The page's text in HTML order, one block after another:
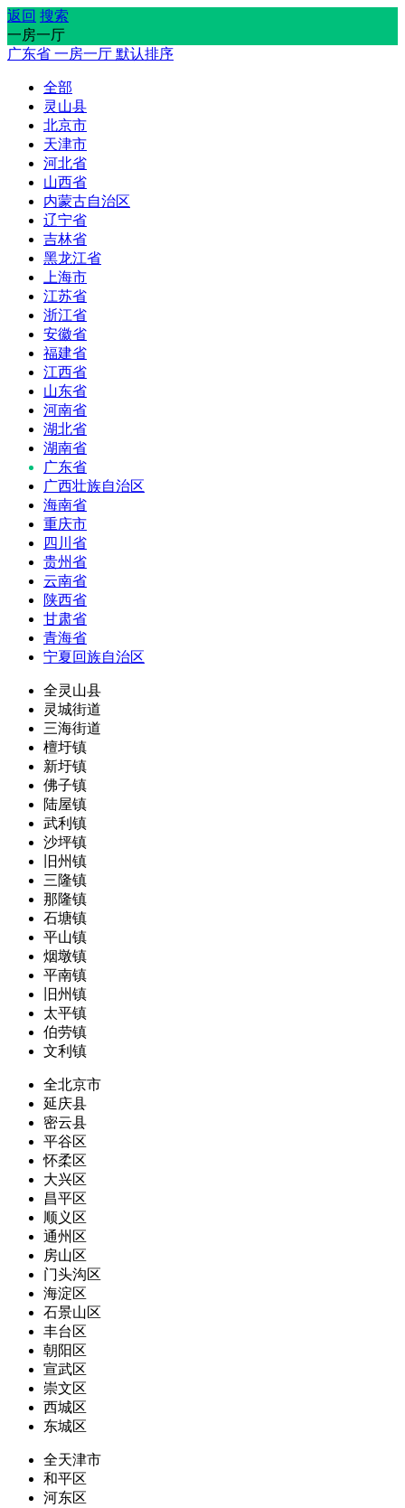
返回 搜索
一房一厅
广东省 一房一厅 默认排序
全部
灵山县
北京市
天津市
河北省
山西省
内蒙古自治区
辽宁省
吉林省
黑龙江省
上海市
江苏省
浙江省
安徽省
福建省
江西省
山东省
河南省
湖北省
湖南省
广东省
广西壮族自治区
海南省
重庆市
四川省
贵州省
云南省
陕西省
甘肃省
青海省
宁夏回族自治区
全灵山县
灵城街道
三海街道
檀圩镇
新圩镇
佛子镇
陆屋镇
武利镇
沙坪镇
旧州镇
三隆镇
那隆镇
石塘镇
平山镇
烟墩镇
平南镇
旧州镇
太平镇
伯劳镇
文利镇
全北京市
延庆县
密云县
平谷区
怀柔区
大兴区
昌平区
顺义区
通州区
房山区
门头沟区
海淀区
石景山区
丰台区
朝阳区
宣武区
崇文区
西城区
东城区
全天津市
和平区
河东区